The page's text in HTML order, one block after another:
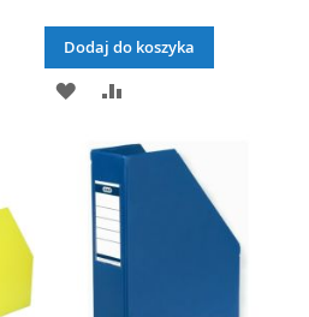
Dodaj do koszyka
DODAJ
ŻYCZEŃ